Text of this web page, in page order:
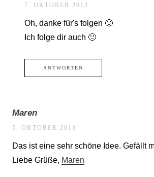
7. OKTOBER 2013
Oh, danke für's folgen 🙂
Ich folge dir auch 🙂
ANTWORTEN
Maren
5. OKTOBER 2013
Das ist eine sehr schöne Idee. Gefällt
Liebe Grüße, Maren